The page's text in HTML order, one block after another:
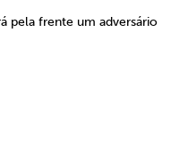
pela frente um adversário